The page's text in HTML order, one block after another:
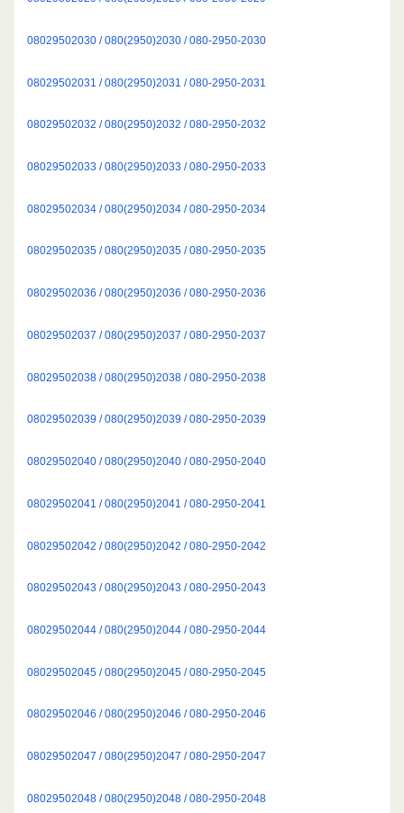
08029502030 / 080(2950)2030 / 080-2950-2030
08029502031 / 080(2950)2031 / 080-2950-2031
08029502032 / 080(2950)2032 / 080-2950-2032
08029502033 / 080(2950)2033 / 080-2950-2033
08029502034 / 080(2950)2034 / 080-2950-2034
08029502035 / 080(2950)2035 / 080-2950-2035
08029502036 / 080(2950)2036 / 080-2950-2036
08029502037 / 080(2950)2037 / 080-2950-2037
08029502038 / 080(2950)2038 / 080-2950-2038
08029502039 / 080(2950)2039 / 080-2950-2039
08029502040 / 080(2950)2040 / 080-2950-2040
08029502041 / 080(2950)2041 / 080-2950-2041
08029502042 / 080(2950)2042 / 080-2950-2042
08029502043 / 080(2950)2043 / 080-2950-2043
08029502044 / 080(2950)2044 / 080-2950-2044
08029502045 / 080(2950)2045 / 080-2950-2045
08029502046 / 080(2950)2046 / 080-2950-2046
08029502047 / 080(2950)2047 / 080-2950-2047
08029502048 / 080(2950)2048 / 080-2950-2048